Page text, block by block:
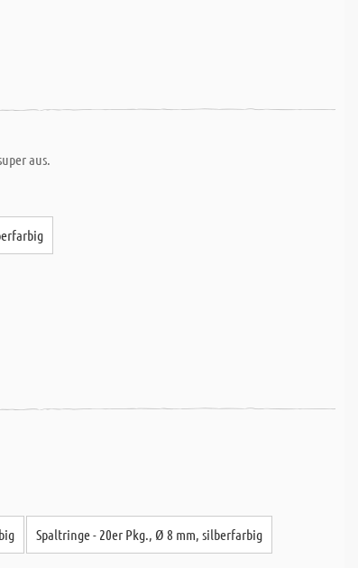
aus.
Spaltringe - 20er Pkg., Ø 8 mm, silberfarbig